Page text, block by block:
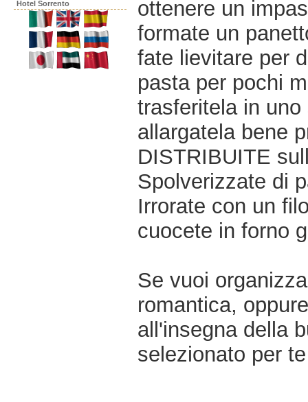
Hotel Sorrento
ottenere un
formate un
fate lievitare per
pasta per pochi
trasferitela in
allargatela bene
DISTRIBUITE
Spolverizzate di
Irrorate con un
cuocete in forno
Se vuoi
romantica,
all'insegna della
selezionato per